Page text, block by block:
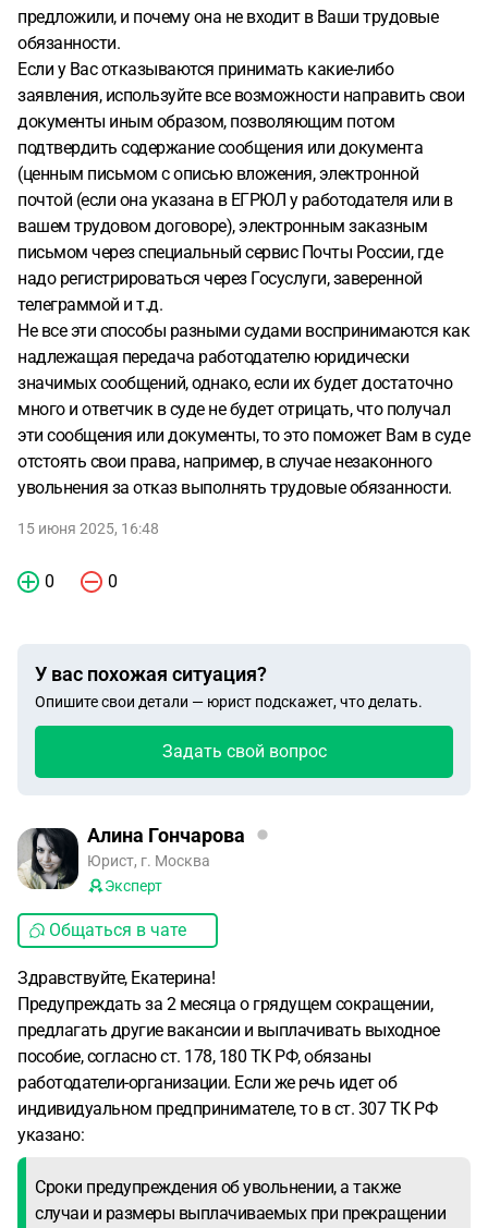
предложили, и почему она не входит в Ваши трудовые
обязанности.
Если у Вас отказываются принимать какие-либо
заявления, используйте все возможности направить свои
документы иным образом, позволяющим потом
подтвердить содержание сообщения или документа
(ценным письмом с описью вложения, электронной
почтой (если она указана в ЕГРЮЛ у работодателя или в
вашем трудовом договоре), электронным заказным
письмом через специальный сервис Почты России, где
надо регистрироваться через Госуслуги, заверенной
телеграммой и т.д.
Не все эти способы разными судами воспринимаются как
надлежащая передача работодателю юридически
значимых сообщений, однако, если их будет достаточно
много и ответчик в суде не будет отрицать, что получал
эти сообщения или документы, то это поможет Вам в суде
отстоять свои права, например, в случае незаконного
увольнения за отказ выполнять трудовые обязанности.
15 июня 2025, 16:48
0 0
У вас похожая ситуация?
Опишите свои детали — юрист подскажет, что делать.
Задать свой вопрос
Алина Гончарова
Юрист, г. Москва
Эксперт
Общаться в чате
Здравствуйте, Екатерина!
Предупреждать за 2 месяца о грядущем сокращении,
предлагать другие вакансии и выплачивать выходное
пособие, согласно ст. 178, 180 ТК РФ, обязаны
работодатели-организации. Если же речь идет об
индивидуальном предпринимателе, то в ст. 307 ТК РФ
указано:
Сроки предупреждения об увольнении, а также
случаи и размеры выплачиваемых при прекращении